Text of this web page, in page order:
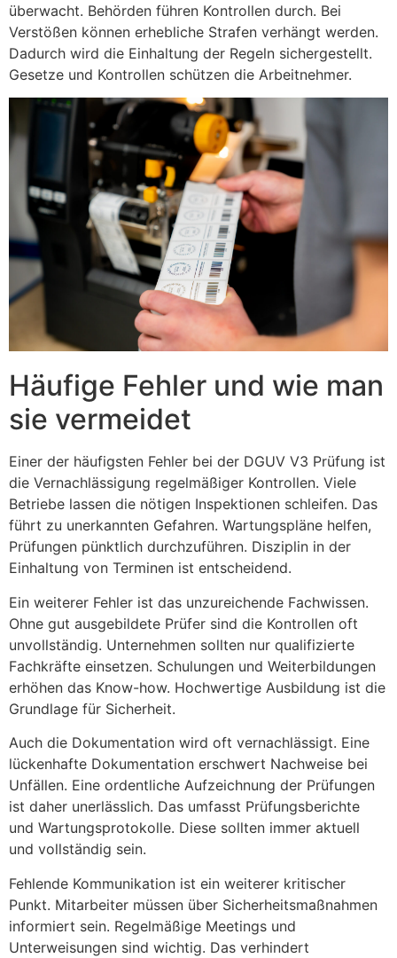
überwacht. Behörden führen Kontrollen durch. Bei
Verstößen können erhebliche Strafen verhängt werden.
Dadurch wird die Einhaltung der Regeln sichergestellt.
Gesetze und Kontrollen schützen die Arbeitnehmer.
Häufige Fehler und wie man
sie vermeidet
Einer der häufigsten Fehler bei der DGUV V3 Prüfung ist
die Vernachlässigung regelmäßiger Kontrollen. Viele
Betriebe lassen die nötigen Inspektionen schleifen. Das
führt zu unerkannten Gefahren. Wartungspläne helfen,
Prüfungen pünktlich durchzuführen. Disziplin in der
Einhaltung von Terminen ist entscheidend.
Ein weiterer Fehler ist das unzureichende Fachwissen.
Ohne gut ausgebildete Prüfer sind die Kontrollen oft
unvollständig. Unternehmen sollten nur qualifizierte
Fachkräfte einsetzen. Schulungen und Weiterbildungen
erhöhen das Know-how. Hochwertige Ausbildung ist die
Grundlage für Sicherheit.
Auch die Dokumentation wird oft vernachlässigt. Eine
lückenhafte Dokumentation erschwert Nachweise bei
Unfällen. Eine ordentliche Aufzeichnung der Prüfungen
ist daher unerlässlich. Das umfasst Prüfungsberichte
und Wartungsprotokolle. Diese sollten immer aktuell
und vollständig sein.
Fehlende Kommunikation ist ein weiterer kritischer
Punkt. Mitarbeiter müssen über Sicherheitsmaßnahmen
informiert sein. Regelmäßige Meetings und
Unterweisungen sind wichtig. Das verhindert